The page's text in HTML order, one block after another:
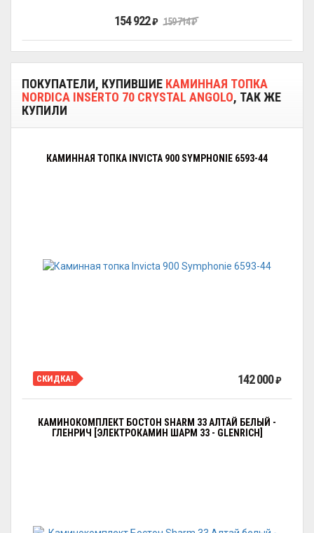
154 922₽ 159 714₽
ПОКУПАТЕЛИ, КУПИВШИЕ КАМИННАЯ ТОПКА
NORDICA INSERTO 70 CRYSTAL ANGOLO, ТАК ЖЕ
КУПИЛИ
КАМИННАЯ ТОПКА INVICTA 900 SYMPHONIE 6593-44
СКИДКА! 142 000₽
КАМИНОКОМПЛЕКТ БОСТОН SHARM 33 АЛТАЙ БЕЛЫЙ -
ГЛЕНРИЧ [ЭЛЕКТРОКАМИН ШАРМ 33 - GLENRICH]